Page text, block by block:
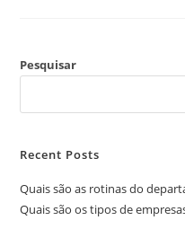
Pesquisar
Recent Posts
Quais são as rotinas do
Quais são os tipos de